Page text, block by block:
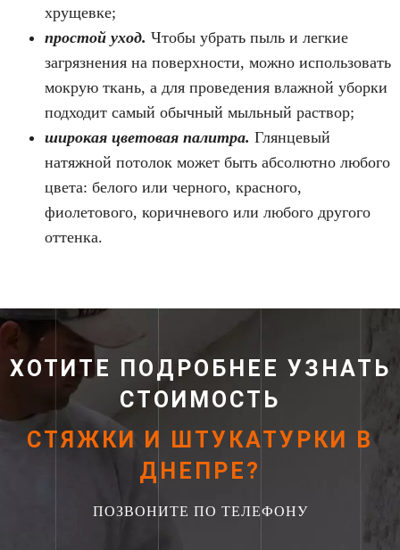
хрущевке;
простой уход. Чтобы убрать пыль и легкие
загрязнения на поверхности, можно использовать
мокрую ткань, а для проведения влажной уборки
подходит самый обычный мыльный раствор;
широкая цветовая палитра. Глянцевый
натяжной потолок может быть абсолютно любого
цвета: белого или черного, красного,
фиолетового, коричневого или любого другого
оттенка.
ХОТИТЕ ПОДРОБНЕЕ УЗНАТЬ
СТОИМОСТЬ
СТЯЖКИ И ШТУКАТУРКИ В
ДНЕПРЕ?
ПОЗВОНИТЕ ПО ТЕЛЕФОНУ